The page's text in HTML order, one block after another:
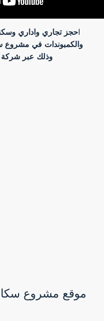
احجز تجاري واداري
والكمبوندات في مشروع
وذلك عبر شركة
موقع مشروع